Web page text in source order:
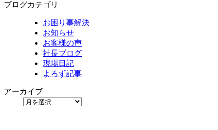
ブログカテゴリ
お困り事解決
お知らせ
お客様の声
社長ブログ
現場日記
よろず記事
アーカイブ